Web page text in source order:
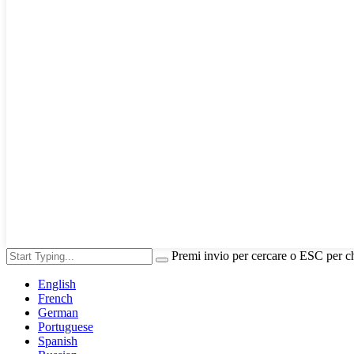
Premi invio per cercare o ESC per
English
French
German
Portuguese
Spanish